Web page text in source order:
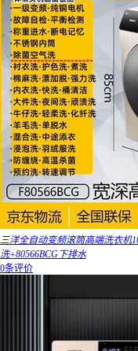
三洋全自动变频滚筒高端洗衣机
洗+80566BCG下排水
0条评价